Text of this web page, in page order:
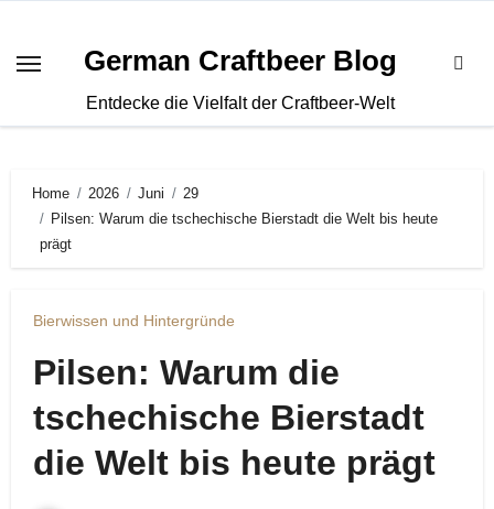
springen
German Craftbeer Blog
Entdecke die Vielfalt der Craftbeer-Welt
Home 2026 Juni
29
Pilsen: Warum die tschechische Bierstadt die Welt bis heute
prägt
Bierwissen und Hintergründe
Pilsen: Warum die
tschechische Bierstadt
die Welt bis heute prägt